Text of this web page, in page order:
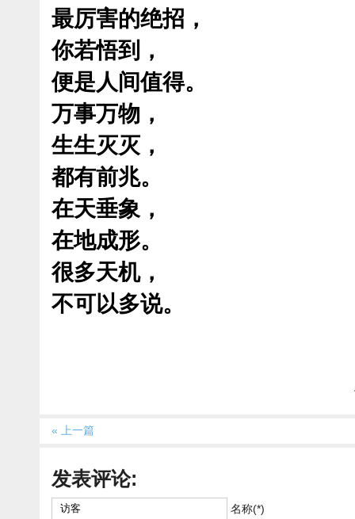
最厉害的绝招，
你若悟到，
便是人间值得。
万事万物，
生生灭灭，
都有前兆。
在天垂象，
在地成形。
很多天机，
不可以多说。
« 上一篇
发表评论:
名称(*)